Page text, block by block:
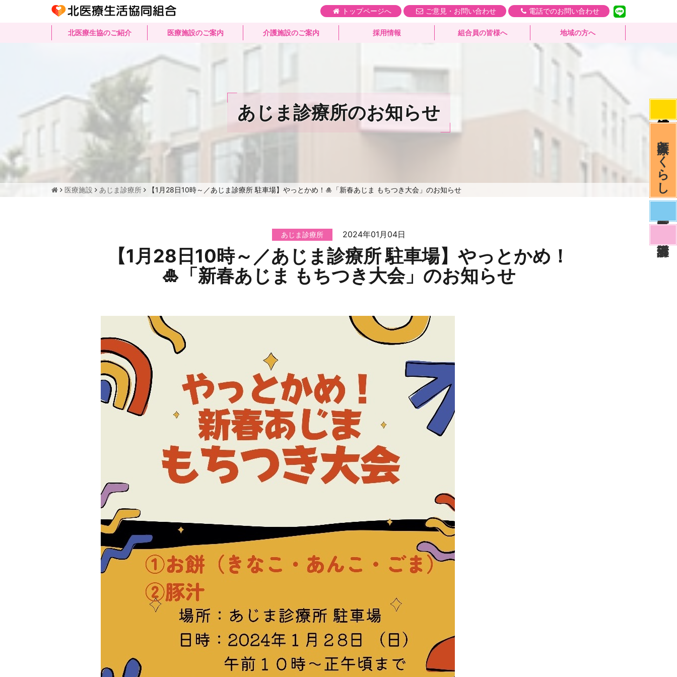
トップページへ ご意見・お問い合わせ 電話でのお問い合わせ
北医療生協のご紹介 医療施設のご案内 介護施設のご案内 採用情報 組合員の皆様へ 地域の方へ
あじま診療所のお知らせ
医療施設 あじま診療所 【1月28日10時～／あじま診療所 駐車場】やっとかめ！🎍「新春あじま もちつき大会」のお知らせ
医療とくらし
あじま診療所 2024年01月04日
【1月28日10時～／あじま診療所 駐車場】やっとかめ！
🎍「新春あじま もちつき大会」のお知らせ